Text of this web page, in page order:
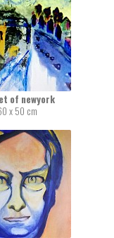
of newyork
x 50 cm